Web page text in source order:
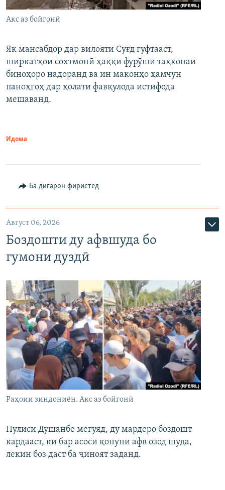
Акс аз бойгонӣ
Як мансабдор дар вилояти Суғд гуфтааст,
ширкатҳои сохтмонӣ ҳаққи фурӯши таҳхонаи
биноҳоро надоранд ва ин маконҳо ҳамчун
паноҳгоҳ дар ҳолати фавқулода истифода
мешаванд.
Идома
Ба дигарон фиристед
Август 06, 2026
Боздошти ду афвшуда бо
гумони дуздӣ
Раҳоии зиндониён. Акс аз бойгонӣ
Пулиси Душанбе мегӯяд, ду мардеро боздошт
кардааст, ки бар асоси қонуни афв озод шуда,
лекин боз даст ба ҷиноят заданд.